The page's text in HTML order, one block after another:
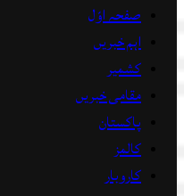
صفحہ اوّل
اہم خبریں
کشمیر
مقامی خبریں
پاکستان
کالمز
کاروبار